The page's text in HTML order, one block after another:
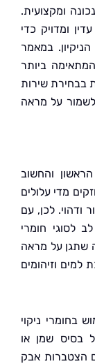
כדי
במאמר
ביותר
שירות
מראה
עם
חומרי
מראה
ניקוי
או
אבק